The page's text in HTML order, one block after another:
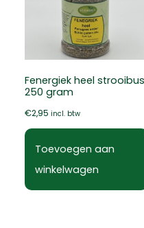
Fenergiek heel strooibus
250 gram
€2,95 incl. btw
Toevoegen aan
winkelwagen